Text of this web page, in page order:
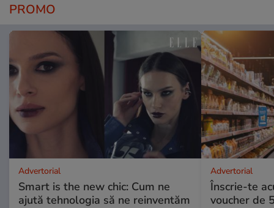
PROMO
Advertorial
Smart is the new chic: Cum ne
ajută tehnologia să ne reinventăm
Advertorial
Înscrie-te
voucher de